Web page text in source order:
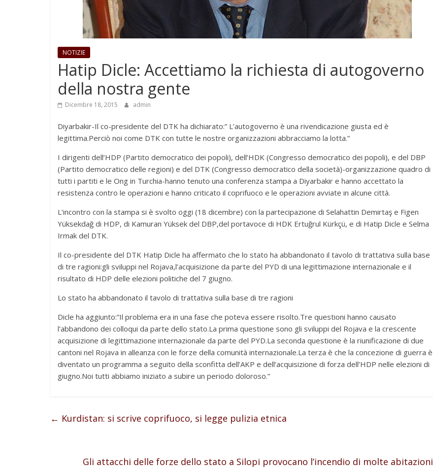
NOTIZIE
Hatip Dicle: Accettiamo la richiesta di autogoverno
della nostra gente
Dicembre 18, 2015 admin
Diyarbakir-Il co-presidente del DTK ha dichiarato:” L’autogoverno è una rivendicazione giusta ed è
legittima.Perciò noi come DTK con tutte le nostre organizzazioni abbracciamo la lotta.”
I dirigenti dell’HDP (Partito democratico dei popoli), dell’HDK (Congresso democratico dei popoli), e del DBP
(Partito democratico delle regioni) e del DTK (Congresso democratico della società)-organizzazione quadro di
tutti i partiti e le Ong in Turchia-hanno tenuto una conferenza stampa a Diyarbakir e hanno accettato la
resistenza contro le operazioni e hanno criticato il coprifuoco e le operazioni avviate in alcune città.
L’incontro con la stampa si è svolto oggi (18 dicembre) con la partecipazione di Selahattin Demirtaş e Figen
Yüksekdağ di HDP, di Kamuran Yüksek del DBP,del portavoce di HDK Ertuğrul Kürkçü, e di Hatip Dicle e Selma
Irmak del DTK.
Il co-presidente del DTK Hatip Dicle ha affermato che lo stato ha abbandonato il tavolo di trattativa sulla base
di tre ragioni:gli sviluppi nel Rojava,l’acquisizione da parte del PYD di una legittimazione internazionale e il
risultato di HDP delle elezioni politiche del 7 giugno.
Lo stato ha abbandonato il tavolo di trattativa sulla base di tre ragioni
Dicle ha aggiunto:”Il problema era in una fase che poteva essere risolto.Tre questioni hanno causato
l’abbandono dei colloqui da parte dello stato.La prima questione sono gli sviluppi del Rojava e la crescente
acquisizione di legittimazione internazionale da parte del PYD.La seconda questione è la riunificazione di due
cantoni nel Rojava in alleanza con le forze della comunità internazionale.La terza è che la concezione di guerra è
diventato un programma a seguito della sconfitta dell’AKP e dell’acquisizione di forza dell’HDP nelle elezioni di
giugno.Noi tutti abbiamo iniziato a subire un periodo doloroso.”
← Kurdistan: si scrive coprifuoco, si legge pulizia etnica
Gli attacchi delle forze dello stato a Silopi provocano l’incendio di molte abitazioni